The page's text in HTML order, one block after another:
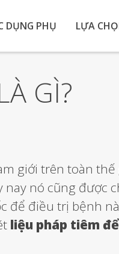
DỤNG PHỤ LỰA
GÌ?
giới trên toàn thế
nó cũng được
để điều trị bệnh
liệu pháp tiêm